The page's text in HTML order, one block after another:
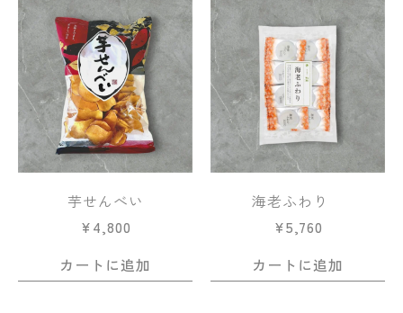
芋せんべい
¥4,800
カートに追加
海老ふわり
¥5,760
カートに追加